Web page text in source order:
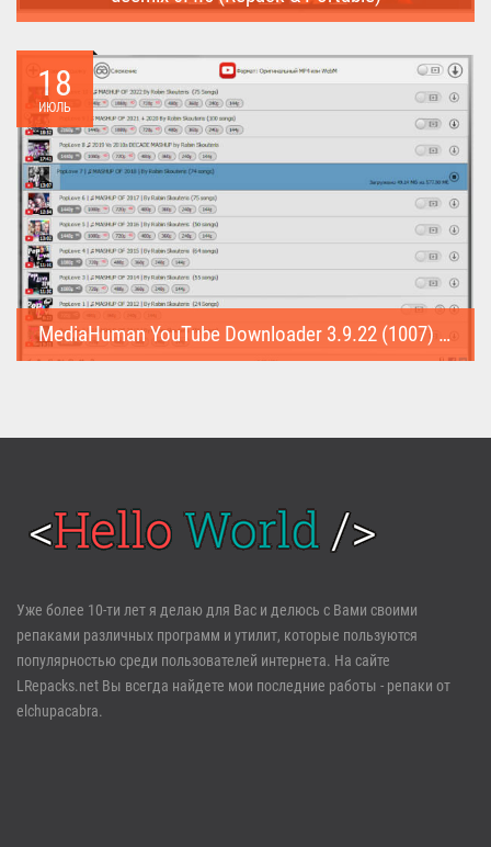
треки...
18
ИЮЛЬ
MediaHuman YouTube Downloader 3.9.22 (1007) (Repack & Portable)
Войти
Регистрация
Забыли пароль?
Уже более 10-ти лет я делаю для Вас и делюсь с Вами своими
репаками различных программ и утилит, которые пользуются
популярностью среди пользователей интернета. На сайте
LRepacks.net Вы всегда найдете мои последние работы - репаки от
elchupacabra.